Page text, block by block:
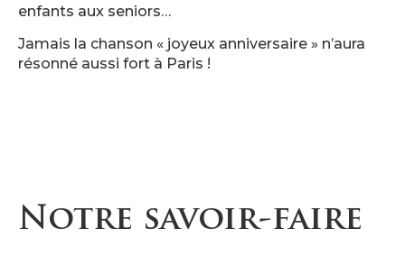
enfants aux seniors…
Jamais la chanson « joyeux anniversaire » n’aura
résonné aussi fort à Paris !
Notre savoir-faire